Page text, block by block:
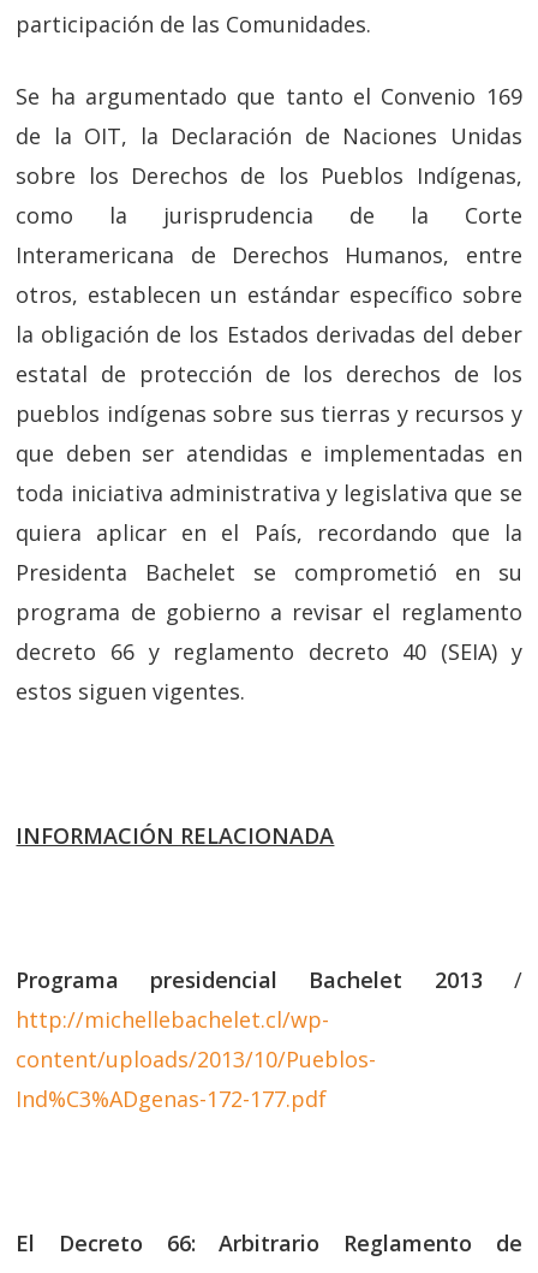
participación de las Comunidades.
Se ha argumentado que tanto el Convenio 169
de la OIT, la Declaración de Naciones Unidas
sobre los Derechos de los Pueblos Indígenas,
como la jurisprudencia de la Corte
Interamericana de Derechos Humanos, entre
otros, establecen un estándar específico sobre
la obligación de los Estados derivadas del deber
estatal de protección de los derechos de los
pueblos indígenas sobre sus tierras y recursos y
que deben ser atendidas e implementadas en
toda iniciativa administrativa y legislativa que se
quiera aplicar en el País, recordando que la
Presidenta Bachelet se comprometió en su
programa de gobierno a revisar el reglamento
decreto 66 y reglamento decreto 40 (SEIA) y
estos siguen vigentes.
INFORMACIÓN RELACIONADA
Programa presidencial Bachelet 2013 /
http://michellebachelet.cl/wp-
content/uploads/2013/10/Pueblos-
Ind%C3%ADgenas-172-177.pdf
El Decreto 66: Arbitrario Reglamento de